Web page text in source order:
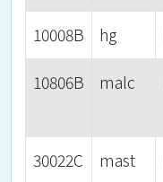
10008B hg
10806B malc
30022C mast